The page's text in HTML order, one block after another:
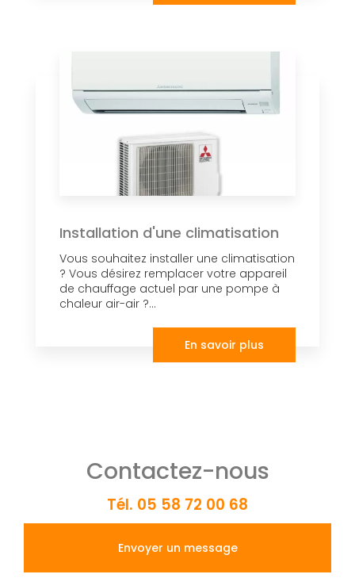
Installation d'une climatisation
Vous souhaitez installer une climatisation
? Vous désirez remplacer votre appareil
de chauffage actuel par une pompe à
chaleur air-air ?...
En savoir plus
Contactez-nous
Tél. 05 58 72 00 68
Envoyer un message